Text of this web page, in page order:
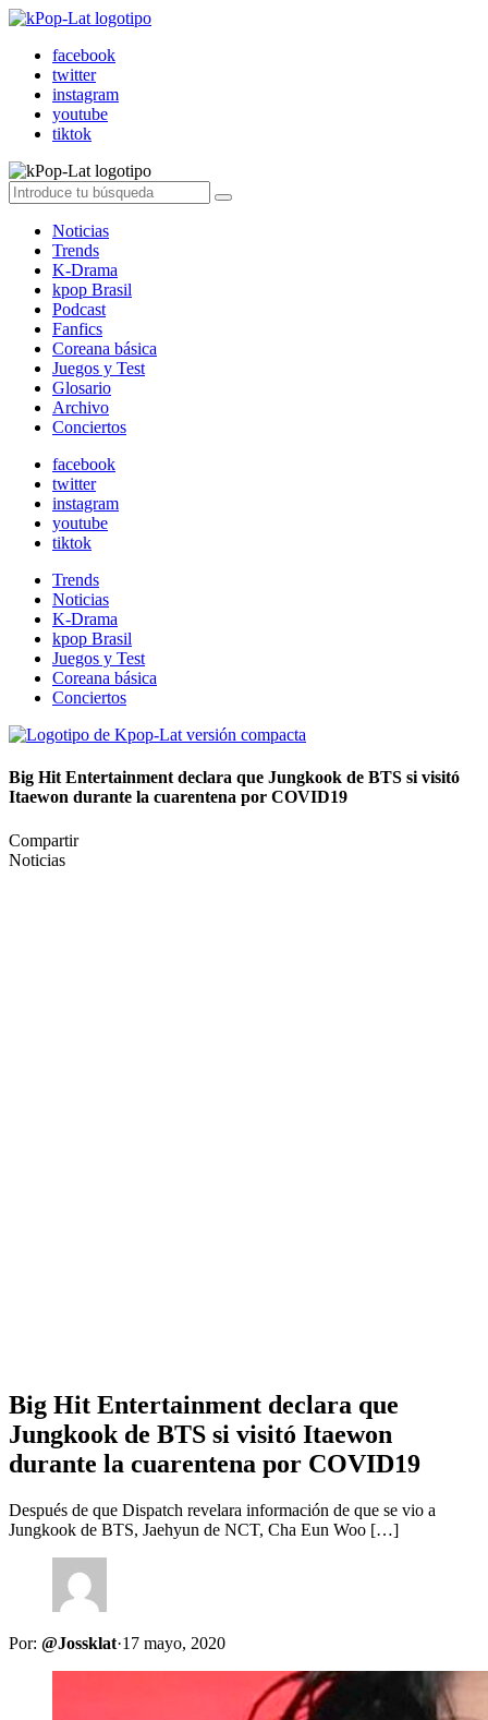
facebook
twitter
instagram
youtube
tiktok
Noticias
Trends
K-Drama
kpop Brasil
Podcast
Fanfics
Coreana básica
Juegos y Test
Glosario
Archivo
Conciertos
facebook
twitter
instagram
youtube
tiktok
Trends
Noticias
K-Drama
kpop Brasil
Juegos y Test
Coreana básica
Conciertos
Big Hit Entertainment declara que Jungkook de BTS si visitó
Itaewon durante la cuarentena por COVID19
Compartir
Noticias
Big Hit Entertainment declara que
Jungkook de BTS si visitó Itaewon
durante la cuarentena por COVID19
Después de que Dispatch revelara información de que se vio a
Jungkook de BTS, Jaehyun de NCT, Cha Eun Woo […]
Por: @Jossklat·17 mayo, 2020